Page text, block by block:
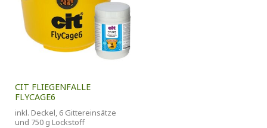
CIT FLIEGENFALLE
FLYCAGE6
inkl. Deckel, 6 Gittereinsätze
und 750 g Lockstoff